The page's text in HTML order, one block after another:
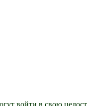
войти в свою